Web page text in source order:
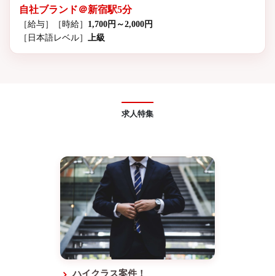
自社ブランド＠新宿駅5分
［給与］ ［時給］ 1,700円～2,000円
［日本語レベル］ 上級
求人特集
ハイクラス案件！